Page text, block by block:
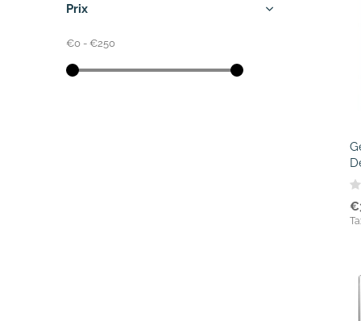
Prix
€0 - €250